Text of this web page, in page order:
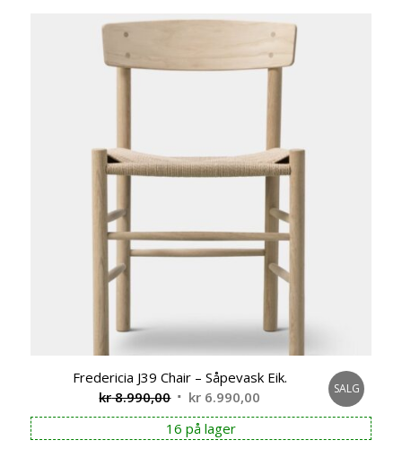
Fredericia J39 Chair – Såpevask Eik.
kr8.990,00 Opprinnelig
pris
var:
kr 6.990,00 Nåværende
pris
er:
SALG
16 på lager